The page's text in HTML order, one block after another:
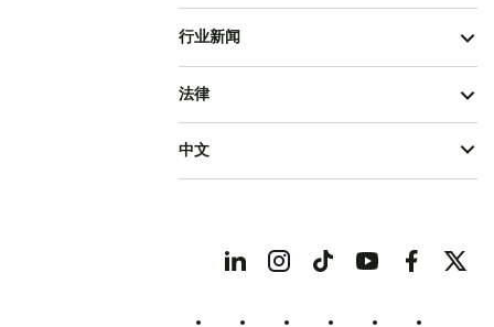
行业新闻
法律
中文